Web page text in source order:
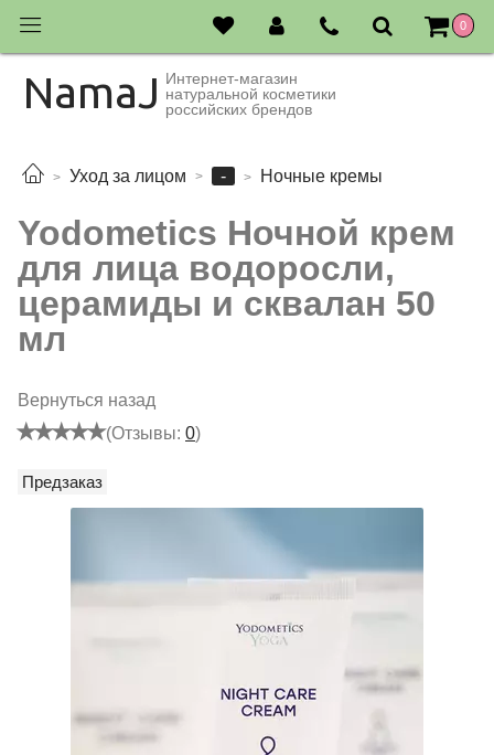
0
NamaJ Интернет-магазин
натуральной косметики
российских брендов
Уход за лицом - Ночные кремы
Yodometics Ночной крем
для лица водоросли,
церамиды и сквалан 50
мл
Вернуться назад
(Отзывы: 0)
Предзаказ